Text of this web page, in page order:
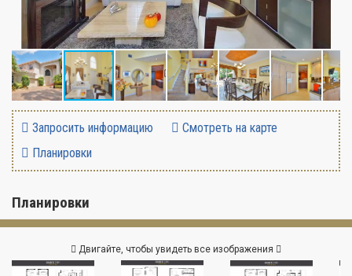
Запросить информацию
Смотреть на карте
Планировки
Планировки
Двигайте, чтобы увидеть все изображения